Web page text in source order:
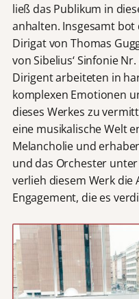
ließ das Publikum in
anhalten. Insgesamt
Dirigat von Thomas
von Sibelius‘ Sinfonie
Dirigent arbeiteten in
komplexen Emotionen
dieses Werkes zu
eine musikalische Welt
Melancholie und
und das Orchester
verlieh diesem Werk die
Engagement, die es